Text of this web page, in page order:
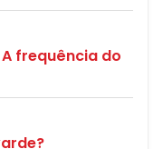
frequência do